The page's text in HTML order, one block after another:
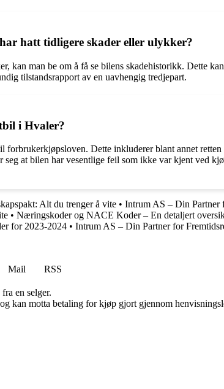
hatt tidligere skader eller ulykker?
man be om å få se bilens skadehistorikk. Dette
tilstandsrapport av en uavhengig tredjepart.
i Hvaler?
Dette inkluderer blant annet
at bilen har vesentlige feil som ikke var kjent ved
Alt du trenger å vite • Intrum AS – Din Partner
• Næringskoder og NACE Koder – En detaljert
for 2023-2024 • Intrum AS – Din Partner for
Mail
RSS
en selger.
kan motta betaling for kjøp gjort gjennom